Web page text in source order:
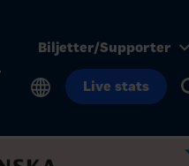
Biljetter/Supporter
Live stats